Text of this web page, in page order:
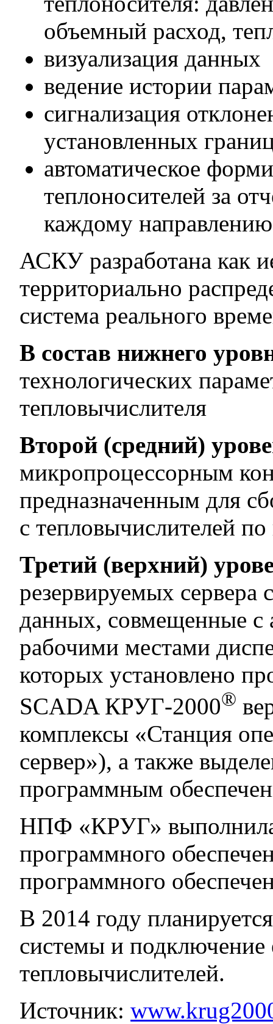
объемный расход,
визуализация данных
ведение истории
сигнализация
установленных
автоматическое
теплоносителей за
каждому
АСКУ разработана как
территориально
система реального
В состав нижнего
технологических
тепловычислителя
Второй (средний)
микропроцессорным
предназначенным для
с тепловычислителей
Третий (верхний)
резервируемых сервера
данных, совмещенные с
рабочими местами
которых установлено
SCADA КРУГ-2000®
комплексы «Станция
сервер»), а также
программным
НПФ «КРУГ»
программного
программного
В 2014 году
системы и подключение
тепловычислителей.
Источник: